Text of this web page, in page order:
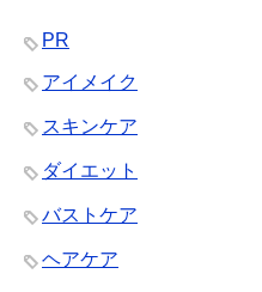
PR
アイメイク
スキンケア
ダイエット
バストケア
ヘアケア